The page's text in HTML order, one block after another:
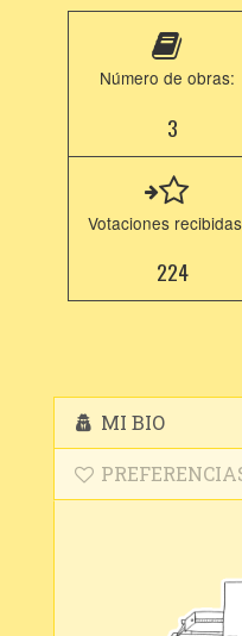
Número de obras:
3
Votaciones
224
MI BIO